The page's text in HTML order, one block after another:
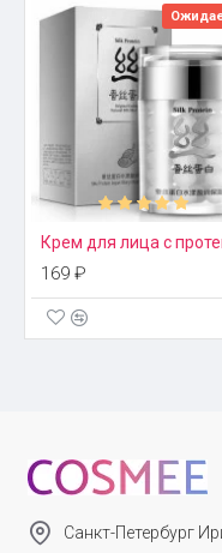
микроэлементами.
питание и защиту от
натуральный сок алоэ
микротрещины,
свежести.
поддерживая
Эффект
Тающий крем, проникая
недостаток влаги,
Повседневное
осветляющий эффект:
Увлажняющий крем
использования и
наносят на чистую,
обработанную
169 ₽
Санкт-Петербург